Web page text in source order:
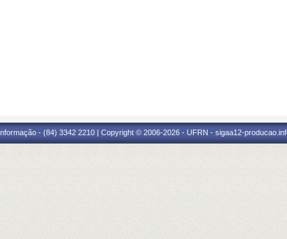
- (84) 3342 2210 | Copyright © 2006-2026 - UFRN - sigaa12-